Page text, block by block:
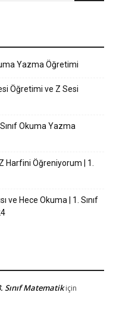
Yazma Öğretimi
Öğretimi ve Z Sesi
Okuma Yazma
Harfini Öğreniyorum | 1.
ve Hece Okuma | 1. Sınıf
Sınıf Matematikiçin